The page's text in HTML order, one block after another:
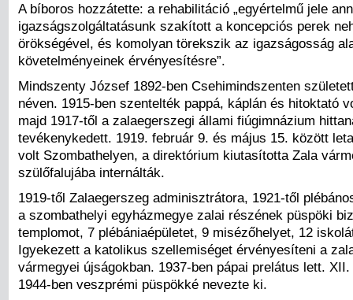
A bíboros hozzátette: a rehabilitáció „egyértelmű jele
igazságszolgáltatásunk szakított a koncepciós perek
örökségével, és komolyan törekszik az igazságosság
követelményeinek érvényesítésre”.
Mindszenty József 1892-ben Csehimindszenten
néven. 1915-ben szentelték pappá, káplán és hitoktató
majd 1917-től a zalaegerszegi állami fiúgimnázium
tevékenykedett. 1919. február 9. és május 15. között
volt Szombathelyen, a direktórium kiutasította Zala
szülőfalujába internálták.
1919-től Zalaegerszeg adminisztrátora, 1921-től
a szombathelyi egyházmegye zalai részének püspöki
templomot, 7 plébániaépületet, 9 misézőhelyet, 12
Igyekezett a katolikus szellemiséget érvényesíteni a
vármegyei újságokban. 1937-ben pápai prelátus lett.
1944-ben veszprémi püspökké nevezte ki.